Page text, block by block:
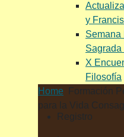
y
Semana
Sagrada
X
Filosofía
Home
Formación
para la Vida
Registro